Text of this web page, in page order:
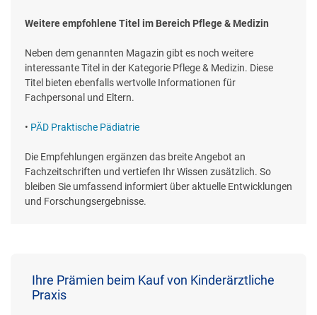
Weitere empfohlene Titel im Bereich Pflege & Medizin
Neben dem genannten Magazin gibt es noch weitere
interessante Titel in der Kategorie Pflege & Medizin. Diese
Titel bieten ebenfalls wertvolle Informationen für
Fachpersonal und Eltern.
• PÄD Praktische Pädiatrie
Die Empfehlungen ergänzen das breite Angebot an
Fachzeitschriften und vertiefen Ihr Wissen zusätzlich. So
bleiben Sie umfassend informiert über aktuelle Entwicklungen
und Forschungsergebnisse.
Ihre Prämien beim Kauf von Kinderärztliche
Praxis